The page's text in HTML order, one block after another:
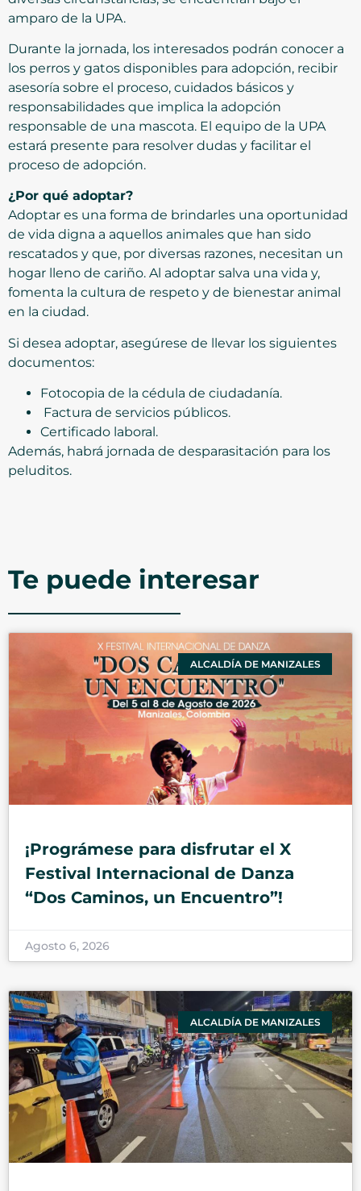
amparo de la UPA.
Durante la jornada, los interesados podrán conocer a
los perros y gatos disponibles para adopción, recibir
asesoría sobre el proceso, cuidados básicos y
responsabilidades que implica la adopción
responsable de una mascota. El equipo de la UPA
estará presente para resolver dudas y facilitar el
proceso de adopción.
¿Por qué adoptar?
Adoptar es una forma de brindarles una oportunidad
de vida digna a aquellos animales que han sido
rescatados y que, por diversas razones, necesitan un
hogar lleno de cariño. Al adoptar salva una vida y,
fomenta la cultura de respeto y de bienestar animal
en la ciudad.
Si desea adoptar, asegúrese de llevar los siguientes
documentos:
Fotocopia de la cédula de ciudadanía.
Factura de servicios públicos.
Certificado laboral.
Además, habrá jornada de desparasitación para los
peluditos.
Te puede interesar
ALCALDÍA DE MANIZALES
¡Prográmese para disfrutar el X
Festival Internacional de Danza
“Dos Caminos, un Encuentro”!
Agosto 6, 2026
ALCALDÍA DE MANIZALES